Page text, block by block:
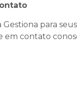
para
em contato